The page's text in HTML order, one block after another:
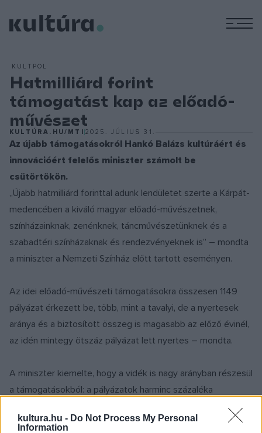
kultura.hu - Do Not Process My Personal
Information
KULTPOL
Hatmilliárd forint
támogatást kap az előadó-
művészet
KULTÚRA.HU/MTI 2025. JÚLIUS 31.
Az újabb támogatásokról Hankó Balázs kultúráért és
innovációért felelős miniszter számolt be
csütörtökön.
„Újabb hatmilliárd forinttal adunk lendületet szerte a Kárpát-
medencében a kiváló magyar előadó-művészetnek,
színházainknak, zenénknek, táncművészetünknek és a
szabadtéri színházaknak és rendezvényeknek is” – mondta
a miniszter a Nemzeti Színház előtt tartott eseményen.
Az idei előadó-művészeti támogatásokra összesen 1149
pályázat érkezett be, több, mint a tavalyi, de a nyertesek
aránya és a biztosított összeg is magasabb az előző évinél,
az idén mintegy ötszáz pályázat lett nyertes – mondta.
A miniszter kiemelte, hogy a vidék is nagy arányban részesül
a támogatásokból: a pályázatok harminc százaléka
Budapestre, hatvan százaléka vidéki előadó-művészeti
eseményekre, rendezvényekre biztosít forrást és